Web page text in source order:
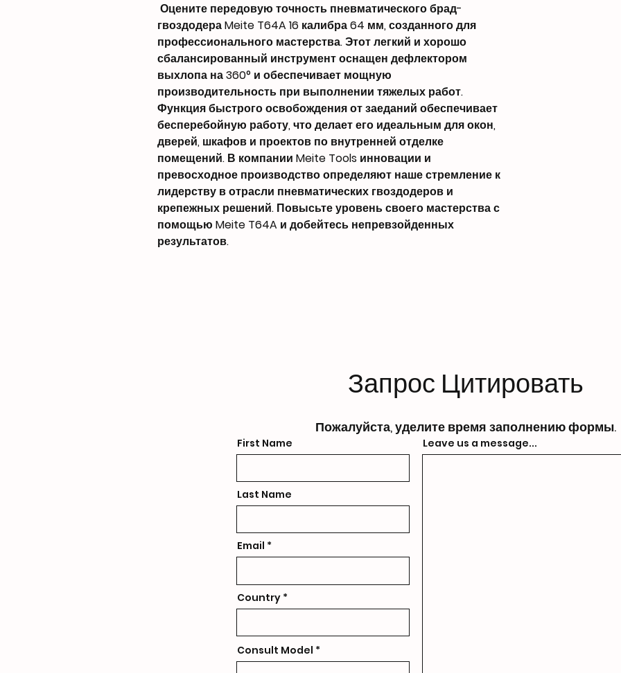
Оцените передовую точность пневматического брад-
гвоздодера Meite T64A 16 калибра 64 мм, созданного для
профессионального мастерства. Этот легкий и хорошо
сбалансированный инструмент оснащен дефлектором
выхлопа на 360° и обеспечивает мощную
производительность при выполнении тяжелых работ.
Функция быстрого освобождения от заеданий обеспечивает
бесперебойную работу, что делает его идеальным для окон,
дверей, шкафов и проектов по внутренней отделке
помещений. В компании Meite Tools инновации и
превосходное производство определяют наше стремление к
лидерству в отрасли пневматических гвоздодеров и
крепежных решений. Повысьте уровень своего мастерства с
помощью Meite T64A и добейтесь непревзойденных
результатов.
Запрос Цитировать
Пожалуйста, уделите время заполнению формы.
First Name
Last Name
Email
Country
Consult Model
Leave us a message...